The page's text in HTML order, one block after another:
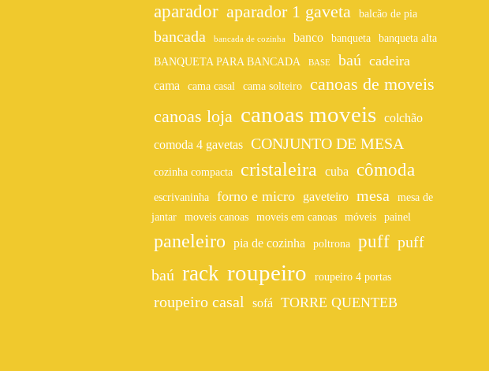
aparador aparador 1 gaveta balcão de pia
bancada bancada de cozinha banco banqueta
banqueta alta
BANQUETA PARA BANCADA
BASE baú cadeira
cama cama casal cama solteiro
canoas de moveis
canoas loja canoas moveis colchão
comoda 4 gavetas CONJUNTO DE MESA
cozinha compacta cristaleira cuba cômoda
escrivaninha forno e micro gaveteiro mesa
mesa de
jantar
moveis canoas moveis em canoas móveis painel
paneleiro pia de cozinha poltrona puff puff
baú rack roupeiro roupeiro 4 portas
roupeiro casal sofá TORRE QUENTEB